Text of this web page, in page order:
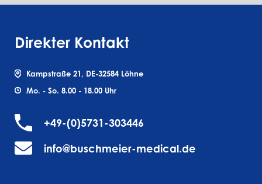
Direkter Kontakt
Kampstraße 21, DE-32584 Löhne
Mo. - So. 8.00 - 18.00 Uhr
+49-(0)5731-303446
info@buschmeier-medical.de